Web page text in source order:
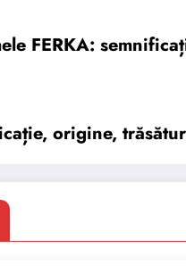
FERKA:
origine,